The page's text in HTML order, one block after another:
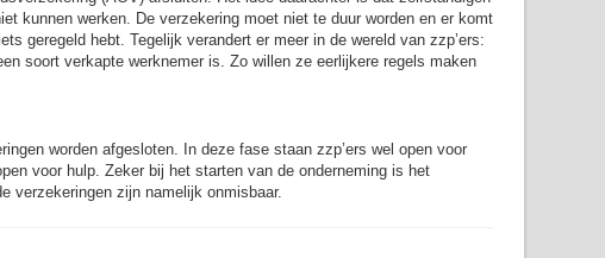
kunnen werken. De verzekering moet niet te duur worden en er komt
geregeld hebt. Tegelijk verandert er meer in de wereld van zzp’ers:
soort verkapte werknemer is. Zo willen ze eerlijkere regels maken
worden afgesloten. In deze fase staan zzp’ers wel open voor
voor hulp. Zeker bij het starten van de onderneming is het
verzekeringen zijn namelijk onmisbaar.